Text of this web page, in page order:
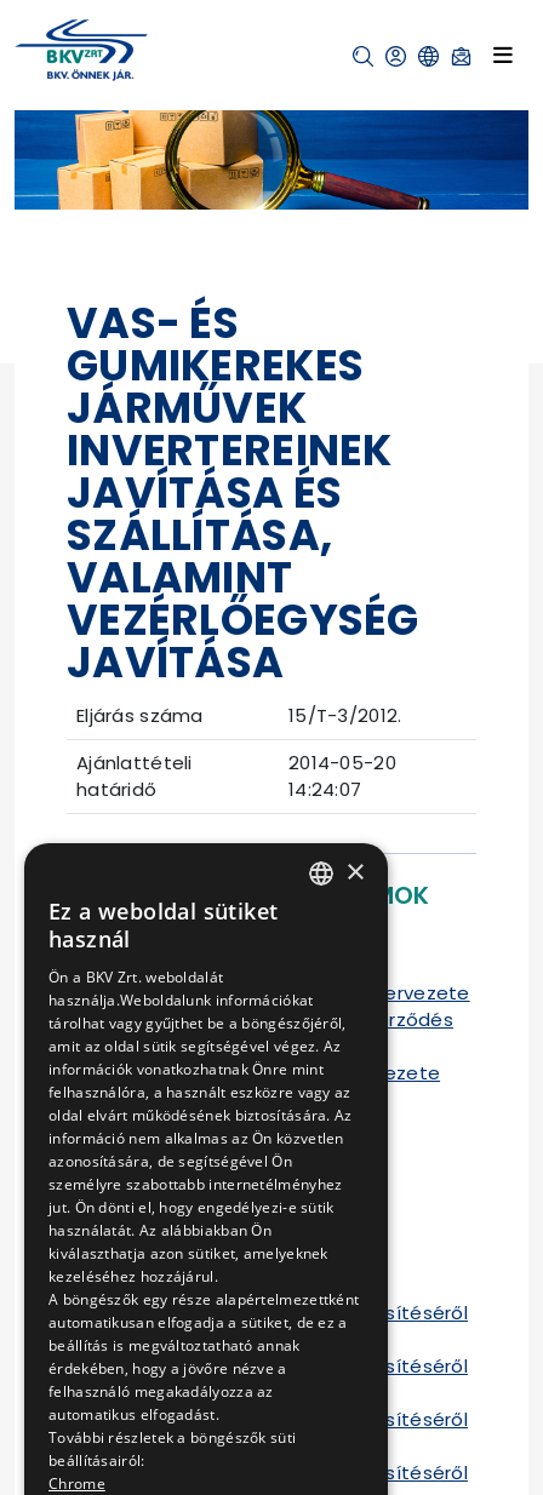
VAS- ÉS
GUMIKEREKES
JÁRMŰVEK
INVERTEREINEK
JAVÍTÁSA ÉS
SZÁLLÍTÁSA,
VALAMINT
VEZÉRLŐEGYSÉG
JAVÍTÁSA
Eljárás száma
15/T-3/2012.
Ajánlattételi
határidő
2014-05-20
14:24:07
LETÖLTHETŐ DOKUMENTUMOK
Ajánlati felhívás
Ajánlati dokumentáció
Vállalkozási Keretszerződés-tervezete
Vállalkozási Szállítási Keretszerződés
tervezete
Szállítási Keretszerződés tervezete
Mellékletek
Részenkénti táblázatok
Szerződés B
Szerződés C
Szerződés D
Szerződés E
Szerződés F
Tájékoztató a szerződés teljesítéséről
A 2013
Tájékoztató a szerződés teljesítéséről
B 2013
Tájékoztató a szerződés teljesítéséről
C 2013
Tájékoztató a szerződés teljesítéséről
×
Ez a weboldal sütiket
használ
Ön a BKV Zrt. weboldalát
használja.Weboldalunk információkat
tárolhat vagy gyűjthet be a böngészőjéről,
amit az oldal sütik segítségével végez. Az
információk vonatkozhatnak Önre mint
felhasználóra, a használt eszközre vagy az
oldal elvárt működésének biztosítására. Az
információ nem alkalmas az Ön közvetlen
azonosítására, de segítségével Ön
személyre szabottabb internetélményhez
jut. Ön dönti el, hogy engedélyezi-e sütik
használatát. Az alábbiakban Ön
kiválaszthatja azon sütiket, amelyeknek
kezeléséhez hozzájárul.
A böngészők egy része alapértelmezettként
automatikusan elfogadja a sütiket, de ez a
beállítás is megváltoztatható annak
érdekében, hogy a jövőre nézve a
felhasználó megakadályozza az
automatikus elfogadást.
További részletek a böngészők süti
beállításairól:
Chrome